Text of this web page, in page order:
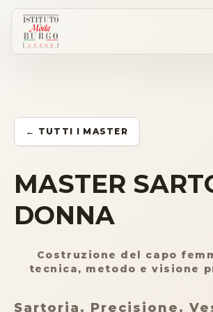
Tutti i corsi
Corsi brevi
Sartorial Experience
← TUTTI I MASTER
MASTER
DONNA
Costruzione del capo
tecnica, metodo e visione
Sartoria. Precisione.